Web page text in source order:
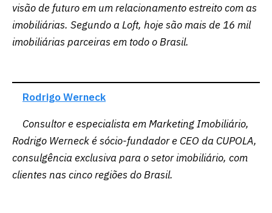
visão de futuro em um relacionamento estreito com as
imobiliárias. Segundo a Loft, hoje são mais de 16 mil
imobiliárias parceiras em todo o Brasil.
Rodrigo Werneck
Consultor e especialista em Marketing Imobiliário,
Rodrigo Werneck é sócio-fundador e CEO da CUPOLA,
consulgência exclusiva para o setor imobiliário, com
clientes nas cinco regiões do Brasil.